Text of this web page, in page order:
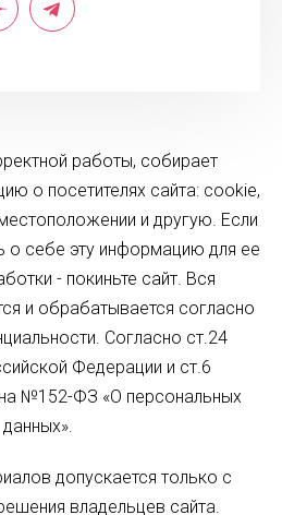
работы, собирает
о посетителях сайта: cookie,
и другую. Если
о себе эту информацию для ее
- покиньте сайт. Вся
и обрабатывается согласно
Согласно ст.24
Федерации и ст.6
№152-ФЗ «О персональных
данных».
допускается только с
владельцев сайта.